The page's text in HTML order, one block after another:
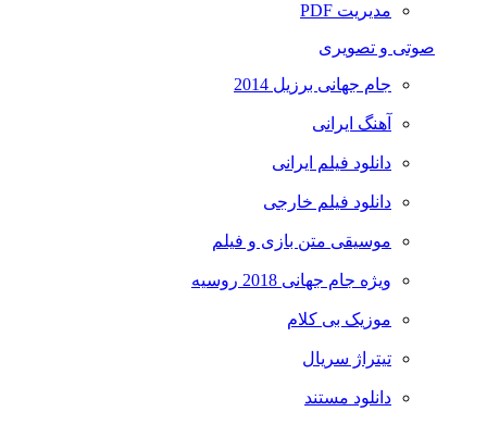
مدیریت PDF
صوتی و تصویری
جام جهانی برزیل 2014
آهنگ ایرانی
دانلود فیلم ایرانی
دانلود فیلم خارجی
موسیقی متن بازی و فیلم
ویژه جام جهانی 2018 روسیه
موزیک بی کلام
تیتراژ سریال
دانلود مستند